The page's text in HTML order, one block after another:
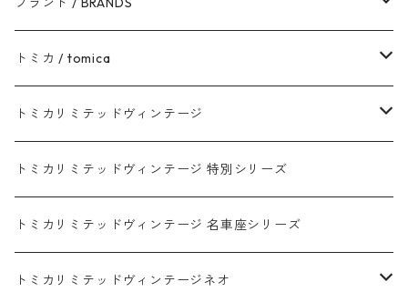
トヨタ / TOYOTA
ダイハツ / DAIHATSU
マツダ / MAZDA
ホンダ / HONDA
日産 / NISSAN
トミカ / tomica
赤箱 - 現行トミカ
赤箱 - 限定トミカ 初回特別カラー
赤箱 - 絶版（廃盤）トミカ No.1-120
赤箱 - 絶版（廃盤）トミカ No.1-9
赤箱 - 絶版（廃盤）ロングトミカ No.121-
トミカリミテッドヴィンテージ
TLV - NEW LINEUP
TLV - No. LV-00-195
TLV - No. LV-00-09
TLV - 車種別
トミカリミテッドヴィンテージ 特別シリーズ
トミカリミテッドヴィンテージ 名車座シリーズ
トミカリミテッドヴィンテージネオ